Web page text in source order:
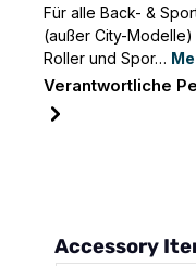
Für alle Back- &
(außer City-
Roller und Spor…
Verantwortliche
Produktgalerie
Accessory